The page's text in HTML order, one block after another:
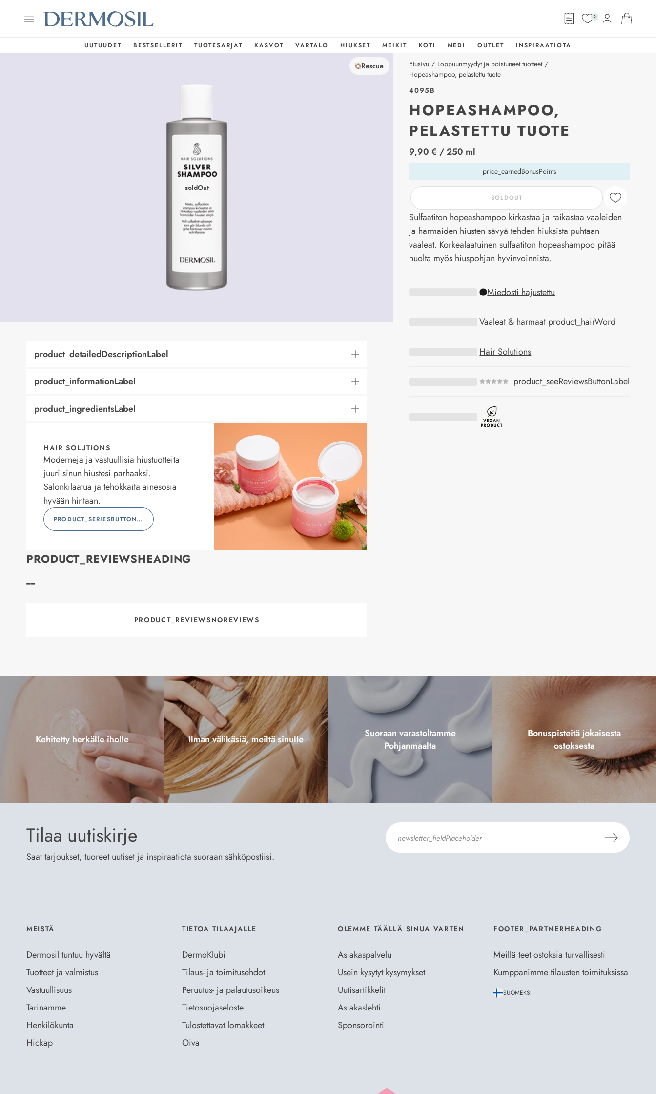
0
UUTUUDET BESTSELLERIT TUOTESARJAT KASVOT VARTALO HIUKSET MEIKIT KOTI MEDI OUTLET INSPIRAATIOTA
soldOut
Rescue Etusivu / Loppuunmyydyt ja poistuneet tuotteet /
Hopeashampoo, pelastettu tuote
4095B
HOPEASHAMPOO,
PELASTETTU TUOTE
price_label
9,90 € / 250 ml
price_earnedBonusPoints
SOLDOUT
Sulfaatiton hopeashampoo kirkastaa ja raikastaa vaaleiden
ja harmaiden hiusten sävyä tehden hiuksista puhtaan
vaaleat. Korkealaatuinen sulfaatiton hopeashampoo pitää
huolta myös hiuspohjan hyvinvoinnista.
Miedosti hajustettu
Vaaleat & harmaat product_hairWord
Hair Solutions
product_seeReviewsButtonLabel
product_detailedDescriptionLabel
product_informationLabel
product_ingredientsLabel
HAIR SOLUTIONS
Moderneja ja vastuullisia hiustuotteita
juuri sinun hiustesi parhaaksi.
Salonkilaatua ja tehokkaita ainesosia
hyvään hintaan.
PRODUCT_SERIESBUTTONLABEL
PRODUCT_REVIEWSHEADING
--
PRODUCT_REVIEWSNOREVIEWS
Kehitetty herkälle iholle Ilman välikäsiä, meiltä sinulle
Suoraan varastoltamme
Pohjanmaalta
Bonuspisteitä jokaisesta
ostoksesta
Tilaa uutiskirje
Saat tarjoukset, tuoreet uutiset ja inspiraatiota suoraan sähköpostiisi.
MEISTÄ
Dermosil tuntuu hyvältä
Tuotteet ja valmistus
Vastuullisuus
Tarinamme
Henkilökunta
Hickap
TIETOA TILAAJALLE
DermoKlubi
Tilaus- ja toimitusehdot
Peruutus- ja palautusoikeus
Tietosuojaseloste
Tulostettavat lomakkeet
Oiva
OLEMME TÄÄLLÄ SINUA VARTEN
Asiakaspalvelu
Usein kysytyt kysymykset
Uutisartikkelit
Asiakaslehti
Sponsorointi
FOOTER_PARTNERHEADING
Meillä teet ostoksia turvallisesti
Kumppanimme tilausten toimituksissa
SUOMEKSI